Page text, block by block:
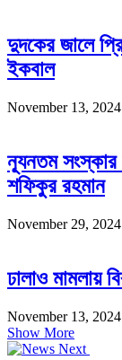
দুদকের জালে
ইকবাল
November 13, 2024
ন্যূনতম সংস্কার
শফিকুর রহমান
November 29, 2024
ঢালাও মামলায়
November 13, 2024
Show More